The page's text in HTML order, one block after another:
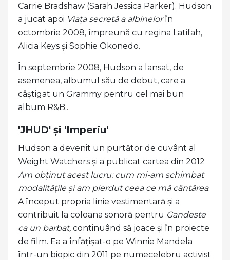
Carrie Bradshaw (Sarah Jessica Parker). Hudson
a jucat apoi Viața secretă a albinelorîn
octombrie 2008, împreună cu regina Latifah,
Alicia Keys și Sophie Okonedo.
În septembrie 2008, Hudson a lansat, de
asemenea, albumul său de debut, care a
câștigat un Grammy pentru cel mai bun
album R&B..
'JHUD' și 'Imperiu'
Hudson a devenit un purtător de cuvânt al
Weight Watchers și a publicat cartea din 2012
Am obținut acest lucru: cum mi-am schimbat
modalitățile și am pierdut ceea ce mă cântărea.
A început propria linie vestimentară și a
contribuit la coloana sonoră pentru Gandeste
ca un barbat, continuând să joace și în proiecte
de film. Ea a înfățișat-o pe Winnie Mandela
într-un biopic din 2011 pe numecelebru activist